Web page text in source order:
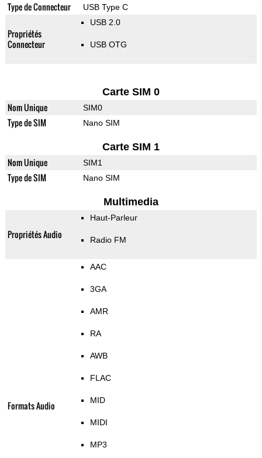
Type de Connecteur USB Type C
Propriétés
Connecteur
USB 2.0
USB OTG
Carte SIM 0
Nom Unique SIM0
Type de SIM Nano SIM
Carte SIM 1
Nom Unique SIM1
Type de SIM Nano SIM
Multimedia
Propriétés Audio
Haut-Parleur
Radio FM
Formats Audio
AAC
3GA
AMR
RA
AWB
FLAC
MID
MIDI
MP3